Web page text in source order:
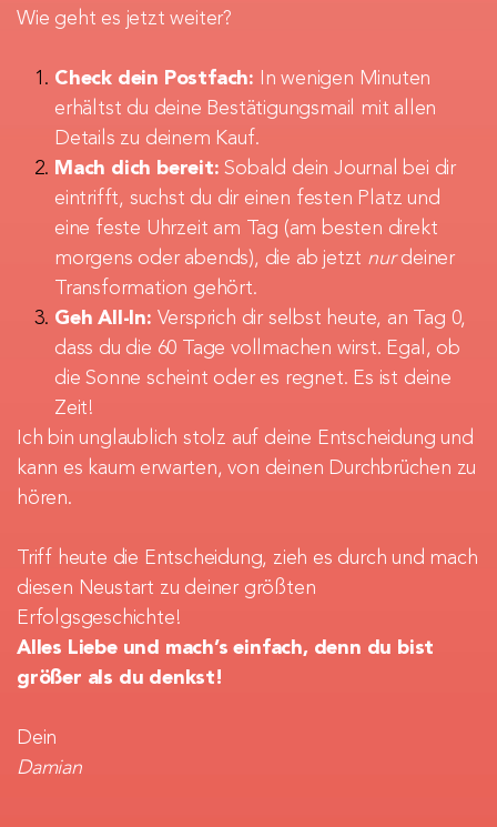
Wie geht es jetzt weiter?
Check dein Postfach: In wenigen Minuten
erhältst du deine Bestätigungsmail mit allen
Details zu deinem Kauf.
Mach dich bereit: Sobald dein Journal bei dir
eintrifft, suchst du dir einen festen Platz und
eine feste Uhrzeit am Tag (am besten direkt
morgens oder abends), die ab jetzt nur deiner
Transformation gehört.
Geh All-In: Versprich dir selbst heute, an Tag 0,
dass du die 60 Tage vollmachen wirst. Egal, ob
die Sonne scheint oder es regnet. Es ist deine
Zeit!
Ich bin unglaublich stolz auf deine Entscheidung und
kann es kaum erwarten, von deinen Durchbrüchen zu
hören.
Triff heute die Entscheidung, zieh es durch und mach
diesen Neustart zu deiner größten
Erfolgsgeschichte!
Alles Liebe und mach’s einfach, denn du bist
größer als du denkst!
Dein
Damian